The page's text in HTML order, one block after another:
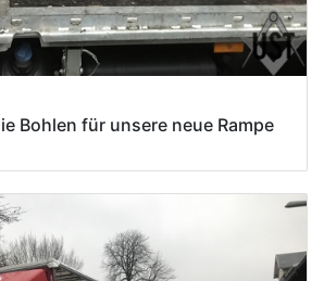
Bohlen für unsere neue Rampe